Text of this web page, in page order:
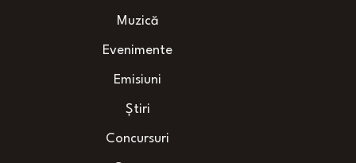
Muzică
Evenimente
Emisiuni
Știri
Concursuri